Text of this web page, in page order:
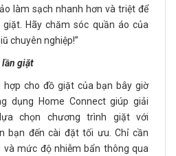
làm sạch nhanh hơn và triệt để
Hãy chăm sóc quần áo của
chuyên nghiệp!”
lần giặt
hợp cho đồ giặt của bạn bây giờ
dụng Home Connect giúp giải
chọn chương trình giặt với
bạn đến cài đặt tối ưu. Chỉ cần
và mức độ nhiễm bẩn thông qua